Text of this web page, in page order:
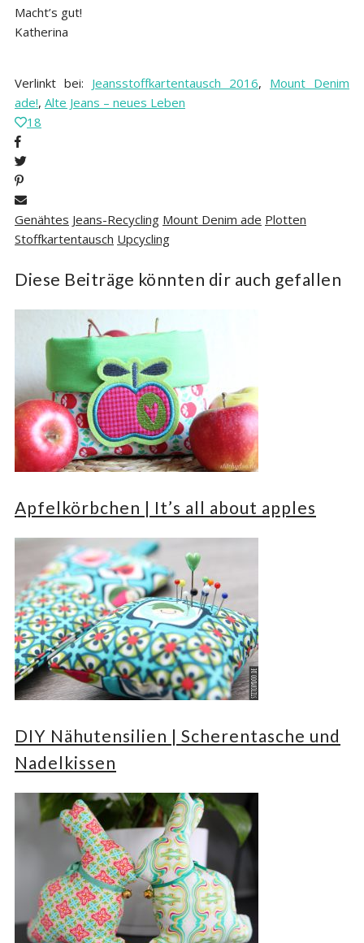
Macht’s gut!
Katherina
Verlinkt bei: Jeansstoffkartentausch 2016, Mount Denim
ade!, Alte Jeans – neues Leben
18
Genähtes Jeans-Recycling Mount Denim ade Plotten
Stoffkartentausch Upcycling
Diese Beiträge könnten dir auch gefallen
Apfelkörbchen | It’s all about apples
DIY Nähutensilien | Scherentasche und
Nadelkissen